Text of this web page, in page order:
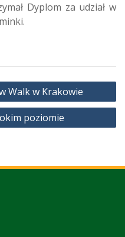
Dyplom za udział w
Walk w Krakowie
poziomie